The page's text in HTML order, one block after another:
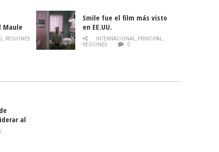
Maule
de la
, REGIONES
Smile fue el film más visto
en EE.UU.
INTERNACIONAL, PRINCIPAL,
REGIONES
0
al
,